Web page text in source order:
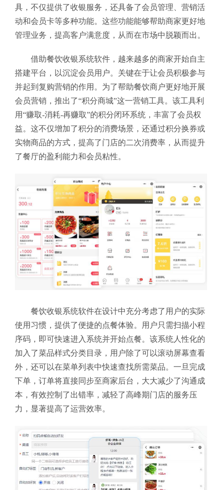
具，不仅提供了收银服务，还具备了会员管理、营销活
动和会员卡等多种功能。这些功能能够帮助商家更好地
管理业务，提高客户满意度，从而在市场中脱颖而出。
借助餐饮收银系统软件，越来越多的商家开始自主
搭建平台，以沉淀会员用户。关键在于让会员积极参与
并起到复购营销的作用。为了帮助餐饮商户更好地开展
会员营销，推出了“积分商城”这一营销工具。该工具利
用“赚取-消耗-再赚取”的积分闭环系统，丰富了会员权
益。这不仅增加了积分的消费场景，还通过积分换券或
实物商品的方式，提高了门店的二次消费率，从而提升
了餐厅的盈利能力和会员粘性。
餐饮收银系统软件在设计中充分考虑了用户的实际
使用习惯，提供了便捷的点餐体验。用户只需扫描小程
序码，即可快速进入系统并开始点餐。该系统人性化的
加入了菜品样式分类目录，用户除了可以滚动屏幕查看
外，还可以在菜单列表中快速查找所需菜品。一旦完成
下单，订单将直接同步至商家后台，大大减少了沟通成
本，有效控制了出错率，减轻了高峰期门店的服务压
力，显著提高了运营效率。